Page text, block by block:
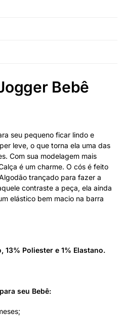
Bebê
seu pequeno ficar lindo e
leve, o que torna ela uma das
Com sua modelagem mais
é um charme. O cós é feito
trançado para fazer a
contraste a peça, ela ainda
elástico bem macio na barra
Poliester e 1% Elastano.
seu Bebê: